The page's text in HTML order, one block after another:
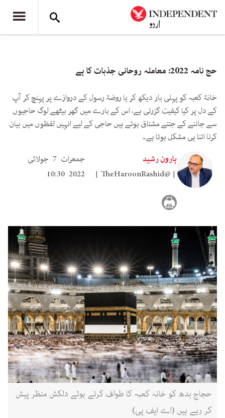
حج نامہ 2022: معاملہ روحانی جذبات کا ہے
خانۂ کعبہ کو پہلی بار دیکھ کر یا روضۂ رسول کے دروازے پر پہنچ کر آپ
کے دل پر کیا کیفیت گزرتی ہے، اس کے بارے میں گھر بیٹھے لوگ حاجیوں
سے جاننے کے جتنے مشتاق ہوتے ہیں حاجی کے لیے انہیں لفظوں میں بیان
کرنا اتنا ہی مشکل ہوتا ہے۔
ہارون رشید
TheHaroonRashid@
جمعرات 7 جولائی
2022 10:30
حجاج بدھ کو خانہ کعبہ کا طواف کرتے ہوئے دلکش منظر پیش
کر رہے ہیں (اے ایف پی)